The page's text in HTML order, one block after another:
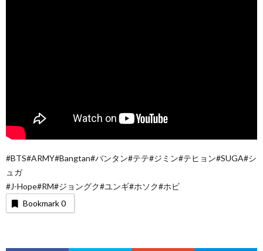
#BTS#ARMY#Bangtan#バンタン#テテ#ジミン#テヒョン#SUGA#シ
ュガ
#J-Hope#RM#ジョングク#ユンギ#ホソク#ホビ
Bookmark0